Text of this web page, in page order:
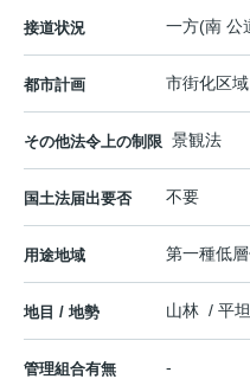
接道状況 一方(南 公
都市計画 市街化区域
その他法令上の制限 景観法
国土法届出要否 不要
用途地域 第一種低
地目 / 地勢 山林 / 平坦
管理組合有無 -